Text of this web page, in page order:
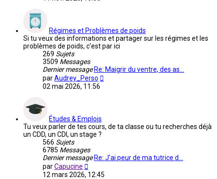
Régimes et Problèmes de poids
Si tu veux des informations et partager sur les régimes et les
problèmes de poids, c'est par ici
269 Sujets
3509 Messages
Dernier message Re: Maigrir du ventre, des as…
parAudrey_Perso
02 mai 2026, 11:56
Études & Emplois
Tu veux parler de tes cours, de ta classe ou tu recherches déjà
un CDD, un CDI, un stage ?
566 Sujets
6785 Messages
Dernier message Re: J'ai peur de ma tutrice d…
parCapucine
le
12 mars 2026, 12:45